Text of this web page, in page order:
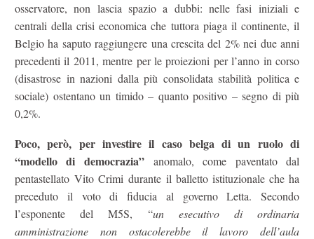
osservatore, non lascia spazio a dubbi: nelle fasi iniziali e
centrali della crisi economica che tuttora piaga il continente, il
Belgio ha saputo raggiungere una crescita del 2% nei due anni
precedenti il 2011, mentre per le proiezioni per l’anno in corso
(disastrose in nazioni dalla più consolidata stabilità politica e
sociale) ostentano un timido – quanto positivo – segno di più
0,2%.
Poco, però, per investire il caso belga di un ruolo di
“modello di democrazia”anomalo, come paventato dal
pentastellato Vito Crimi durante il balletto istituzionale che ha
preceduto il voto di fiducia al governo Letta. Secondo
l’esponente del M5S, “un esecutivo di ordinaria
amministrazione non ostacolerebbe il lavoro dell’aula